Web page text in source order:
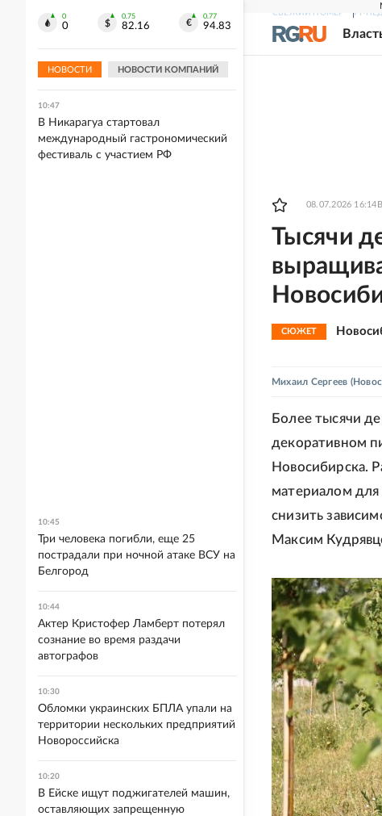
СВЕЖИЙ НОМЕР РГ-
08.07.2026 16:14
Тысячи
СЮЖЕТ
Михаил Сергеев
Более тысячи
декоративном
Новосибирска.
материалом
снизить
Максим
0
0
0.75
82.16
0.77
94.83
НОВОСТИ НОВОСТИ КОМПАНИЙ
10:56
станет ударом для Киева
10:47
В Никарагуа стартовал
международный гастрономический
фестиваль с участием РФ
10:45
Три человека погибли, еще 25
пострадали при ночной атаке ВСУ на
Белгород
10:44
Актер Кристофер Ламберт потерял
сознание во время раздачи
автографов
10:30
Обломки украинских БПЛА упали на
территории нескольких предприятий
Новороссийска
10:20
В Ейске ищут поджигателей машин,
оставляющих запрещенную